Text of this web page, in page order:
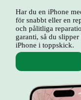
Har du en iPhone
för snabbt eller en
och pålitliga
garanti, så du
iPhone i toppskick.